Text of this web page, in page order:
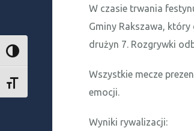
TOGGLE HIGH CONTRAST
TOGGLE FONT SIZE
W czasie trwania
Gminy Rakszawa,
drużyn 7. Rozgrywki
Wszystkie mecze
emocji.
Wyniki rywalizacji: